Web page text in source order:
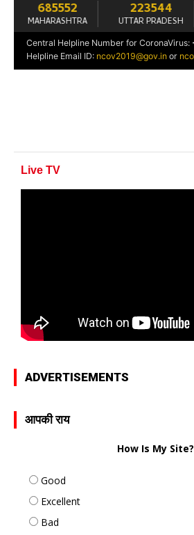
ADVERTISEMENTS
आपकी राय
How Is My Site?
Good
Excellent
Bad